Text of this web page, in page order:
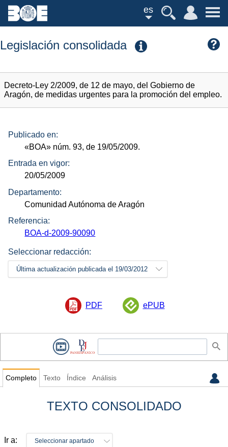
es
Legislación consolidada
Decreto-Ley 2/2009, de 12 de mayo, del Gobierno de
Aragón, de medidas urgentes para la promoción del empleo.
Publicado en:
«BOA» núm. 93, de 19/05/2009.
Entrada en vigor:
20/05/2009
Departamento:
Comunidad Autónoma de Aragón
Referencia:
BOA-d-2009-90090
Seleccionar redacción:
Última actualización publicada el 19/03/2012
PDF ePUB
Completo Texto Índice Análisis
TEXTO CONSOLIDADO
Ir a: Seleccionar apartado